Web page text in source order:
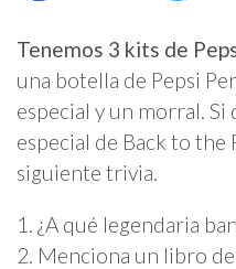
Tenemos 3 kits de
una botella de Pepsi
especial y un morral.
especial de Back to
siguiente trivia.
1. ¿A qué legendaria
2. Menciona un libro